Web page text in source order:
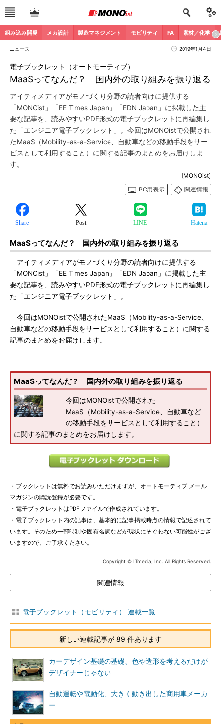
組み込み開発 メカ設計 製造マネジメント モビリティ FA 素材／化学
ニュース 2019年1月4日
MaaSってなんだ？ 国内外の取り組みを振り返る
電子ブックレット（オートモーティブ）
アイティメディアがモノづくり分野の読者向けに提供する
「MONOist」「EE Times Japan」「EDN Japan」に掲載した主
要な記事を、読みやすいPDF形式の電子ブックレットに再編集し
た「エンジニア電子ブックレット」。今回はMONOistで公開され
たMaaS（Mobility-as-a-Service、自動車などの移動手段をサー
ビスとして利用すること）に関する記事のまとめをお届けしま
す。
[MONOist]
PC用表示
関連情報
Share Post LINE Hatena
MaaSってなんだ？ 国内外の取り組みを振り返る
アイティメディアがモノづくり分野の読者向けに提供する
「MONOist」「EE Times Japan」「EDN Japan」に掲載した主
要な記事を、読みやすいPDF形式の電子ブックレットに再編集し
た「エンジニア電子ブックレット」。
今回はMONOistで公開されたMaaS（Mobility-as-a-Service、
自動車などの移動手段をサービスとして利用すること）に関する
記事のまとめをお届けします。
MaaSってなんだ？ 国内外の取り組みを振り返る
今回はMONOistで公開された
MaaS（Mobility-as-a-Service、自動車など
の移動手段をサービスとして利用すること）
に関する記事のまとめをお届けします。
・ブックレットは無料でお読みいただけますが、オートモーティブ メール
マガジンの購読登録が必要です。
・電子ブックレットはPDFファイルで作成されています。
・電子ブックレット内の記事は、基本的に記事掲載時点の情報で記述されて
います。そのため一部時制や固有名詞などが現状にそぐわない可能性がござ
いますので、ご了承ください。
Copyright © ITmedia, Inc. All Rights Reserved.
関連情報
電子ブックレット（モビリティ） 連載一覧
新しい連載記事が 89 件あります
カーデザイン基礎の基礎、色や造形を考えるだけが
デザイナーじゃない
自動運転や電動化、大きく動き出した商用車メーカ
ー